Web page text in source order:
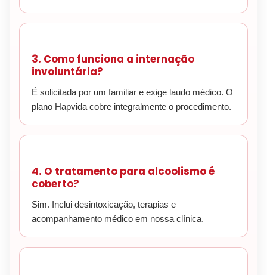
3. Como funciona a internação
involuntária?
É solicitada por um familiar e exige laudo médico. O
plano Hapvida cobre integralmente o procedimento.
4. O tratamento para alcoolismo é
coberto?
Sim. Inclui desintoxicação, terapias e
acompanhamento médico em nossa clínica.